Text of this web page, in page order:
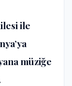
ile
müziğe